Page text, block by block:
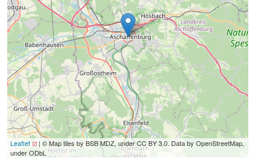
Leaflet
| © Map tiles by BSB MDZ, under CC BY 3.0. Data by OpenStreetMap,
under ODbL